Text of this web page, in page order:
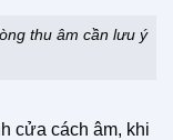
thu âm cần lưu ý
cửa cách âm, khi